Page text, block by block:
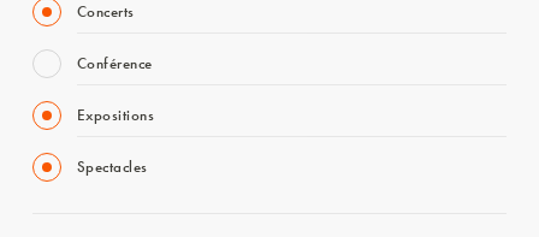
Concerts
Conférence
Expositions
Spectacles